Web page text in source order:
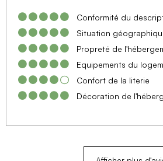
Conformité du
Situation
Propreté de
Equipements du
Confort de la literie
Décoration de